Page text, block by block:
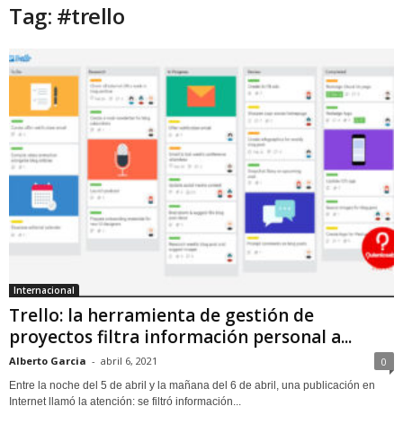
Tag: #trello
Internacional
Trello: la herramienta de gestión de
proyectos filtra información personal a...
Alberto Garcia - abril 6, 2021 0
Entre la noche del 5 de abril y la mañana del 6 de abril, una publicación en
Internet llamó la atención: se filtró información...